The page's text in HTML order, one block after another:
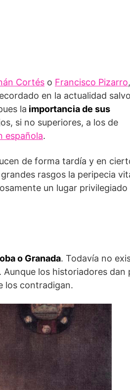
Cortés o Francisco Pizarro
en la actualidad
la importancia de sus
si no superiores, a los de
española.
de forma tardía y en
rasgos la peripecia
un lugar privilegiado
o Granada. Todavía no
los historiadores dan
los contradigan.